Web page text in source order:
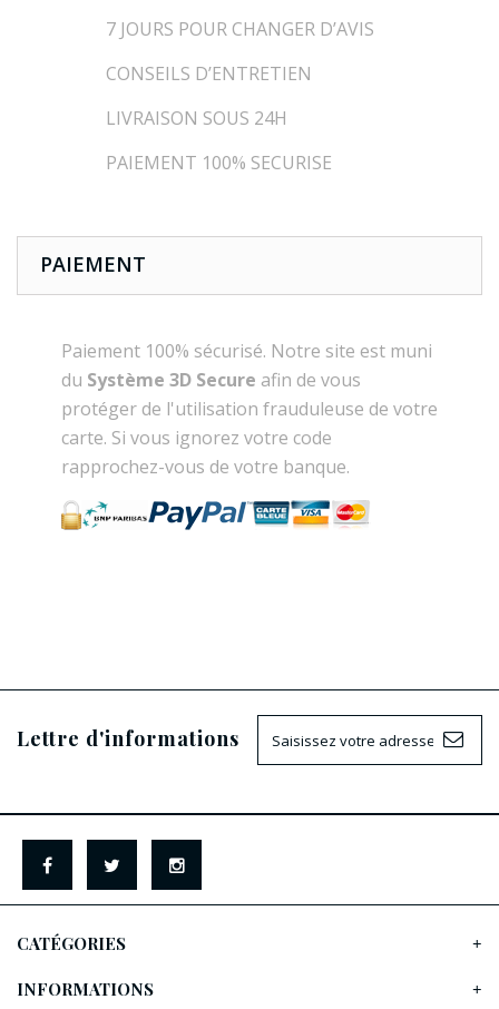
7 JOURS POUR CHANGER D’AVIS
CONSEILS D’ENTRETIEN
LIVRAISON SOUS 24H
PAIEMENT 100% SECURISE
PAIEMENT
Paiement 100% sécurisé. Notre site est muni
du Système 3D Secure afin de vous
protéger de l'utilisation frauduleuse de votre
carte. Si vous ignorez votre code
rapprochez-vous de votre banque.
Lettre d'informations
CATÉGORIES
INFORMATIONS